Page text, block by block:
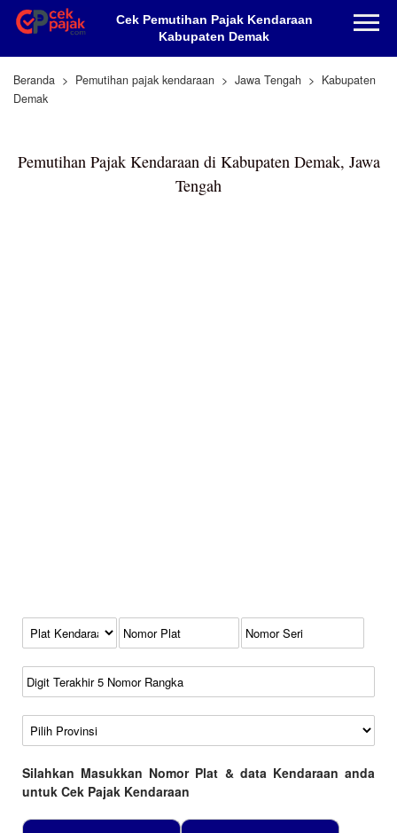
Cek Pemutihan Pajak Kendaraan
Kabupaten Demak
Beranda Pemutihan pajak kendaraan Jawa Tengah
Kabupaten
Demak
Pemutihan Pajak Kendaraan di Kabupaten Demak, Jawa
Tengah
Kode Plat Kendaraan
No Plat
No Seri
No Rangka
Wilayah
Silahkan Masukkan Nomor Plat & data Kendaraan anda
untuk Cek Pajak Kendaraan